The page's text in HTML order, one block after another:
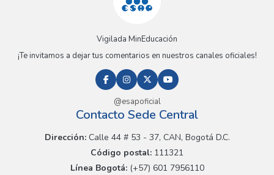
Vigilada MinEducación
¡Te invitamos a dejar tus comentarios en nuestros canales oficiales!
@esapoficial
Contacto Sede Central
Dirección:Calle 44 # 53 - 37, CAN, Bogotá D.C.
Código postal: 111321
Línea Bogotá:(+57) 601 7956110